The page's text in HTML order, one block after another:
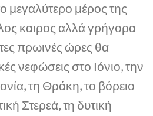
μεγαλύτερο μέρος της
καιρος αλλά γρήγορα
πρωινές ώρες θα
νεφώσεις στο Ιόνιο, την
τη Θράκη, το βόρειο
Στερεά, τη δυτική